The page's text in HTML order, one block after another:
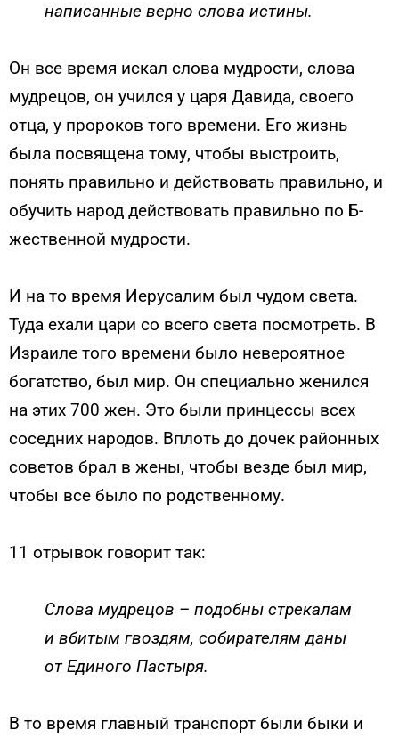
написанные верно слова истины.
Он все время искал слова мудрости, слова
мудрецов, он учился у царя Давида, своего
отца, у пророков того времени. Его жизнь
была посвящена тому, чтобы выстроить,
понять правильно и действовать правильно, и
обучить народ действовать правильно по Б-
жественной мудрости.
И на то время Иерусалим был чудом света.
Туда ехали цари со всего света посмотреть. В
Израиле того времени было невероятное
богатство, был мир. Он специально женился
на этих 700 жен. Это были принцессы всех
соседних народов. Вплоть до дочек районных
советов брал в жены, чтобы везде был мир,
чтобы все было по родственному.
11 отрывок говорит так:
Слова мудрецов – подобны стрекалам
и вбитым гвоздям, собирателям даны
от Единого Пастыря.
В то время главный транспорт были быки и